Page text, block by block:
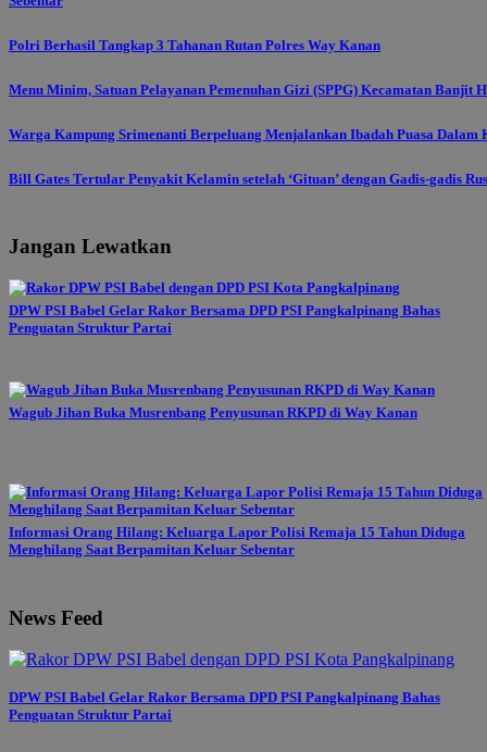
Polri Berhasil Tangkap 3 Tahanan Rutan Polres Way Kanan
Menu Minim, Satuan Pelayanan Pemenuhan Gizi (SPPG) Kecamatan Banjit
Warga Kampung Srimenanti Berpeluang Menjalankan Ibadah Puasa Dalam
Bill Gates Tertular Penyakit Kelamin setelah ‘Gituan’ dengan Gadis-gadis
Jangan Lewatkan
DPW PSI Babel Gelar Rakor Bersama DPD PSI Pangkalpinang Bahas
Penguatan Struktur Partai
Wagub Jihan Buka Musrenbang Penyusunan RKPD di Way Kanan
Informasi Orang Hilang: Keluarga Lapor Polisi Remaja 15 Tahun Diduga
Menghilang Saat Berpamitan Keluar Sebentar
News Feed
DPW PSI Babel Gelar Rakor Bersama DPD PSI Pangkalpinang Bahas
Penguatan Struktur Partai